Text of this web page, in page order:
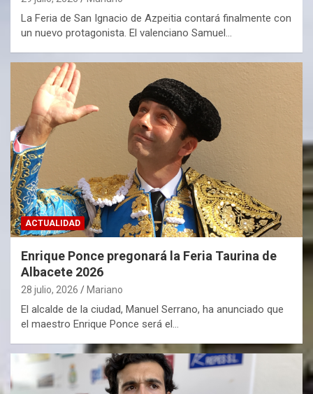
La Feria de San Ignacio de Azpeitia contará finalmente con
un nuevo protagonista. El valenciano Samuel…
ACTUALIDAD
Enrique Ponce pregonará la Feria Taurina de
Albacete 2026
28 julio, 2026 Mariano
El alcalde de la ciudad, Manuel Serrano, ha anunciado que
el maestro Enrique Ponce será el…